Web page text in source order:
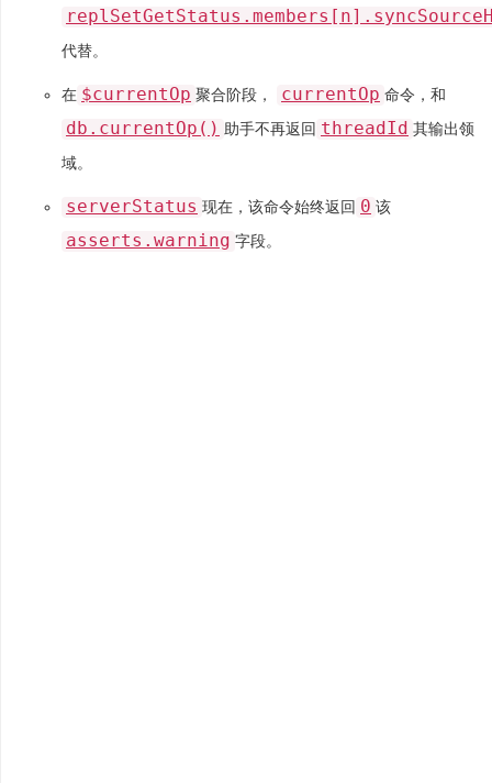
代替。
在 $currentOp 聚合阶段， currentOp 命令，和
db.currentOp() 助手不再返回 threadId 其输出领
域。
serverStatus 现在，该命令始终返回 0 该
asserts.warning 字段。